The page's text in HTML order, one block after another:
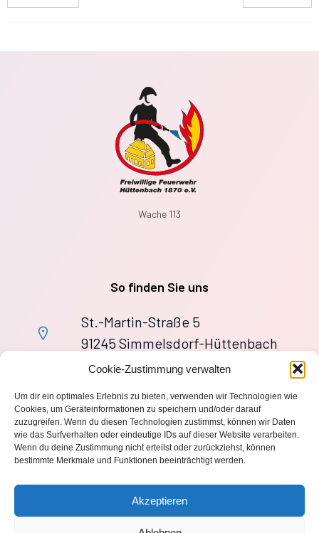
Cookie-Zustimmung verwalten
Um dir ein optimales Erlebnis zu bieten, verwenden wir Technologien wie
Cookies, um Geräteinformationen zu speichern und/oder darauf
zuzugreifen. Wenn du diesen Technologien zustimmst, können wir Daten
wie das Surfverhalten oder eindeutige IDs auf dieser Website verarbeiten.
Wenn du deine Zustimmung nicht erteilst oder zurückziehst, können
bestimmte Merkmale und Funktionen beeinträchtigt werden.
Akzeptieren
Wache 113
So finden Sie uns
St.-Martin-Straße 5
91245 Simmelsdorf-Hüttenbach
+49 9155 9279727
wache113@ff-huettenbach.de